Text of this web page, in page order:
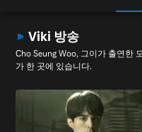
Viki 방송
Cho Seung Woo, 그이가 출연한
가 한 곳에 있습니다.